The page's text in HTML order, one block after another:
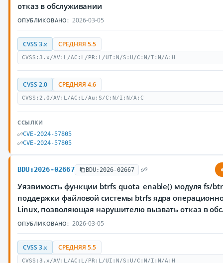
отказ в обслуживании
ОПУБЛИКОВАНО: 2026-03-05
CVSS 3.x СРЕДНЯЯ 5.5
CVSS:3.x/AV:L/AC:L/PR:L/UI:N/S:U/C:N/I:N/A:H
CVSS 2.0 СРЕДНЯЯ 4.6
CVSS:2.0/AV:L/AC:L/Au:S/C:N/I:N/A:C
ССЫЛКИ
CVE-2024-57805
CVE-2024-57805
BDU:2026-02667 BDU:2026-02667
Уязвимость функции btrfs_quota_enable() модуля fs/
поддержки файловой системы btrfs ядра
Linux, позволяющая нарушителю вызвать отказ в
ОПУБЛИКОВАНО: 2026-03-05
CVSS 3.x СРЕДНЯЯ 5.5
CVSS:3.x/AV:L/AC:L/PR:L/UI:N/S:U/C:N/I:N/A:H